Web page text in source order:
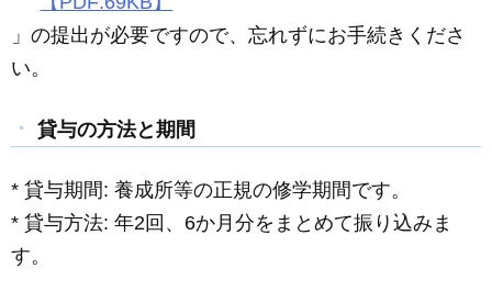
」の提出が必要ですので、忘れずにお手続きくださ
い。
貸与の方法と期間
* 貸与期間: 養成所等の正規の修学期間です。
* 貸与方法: 年2回、6か月分をまとめて振り込みま
す。